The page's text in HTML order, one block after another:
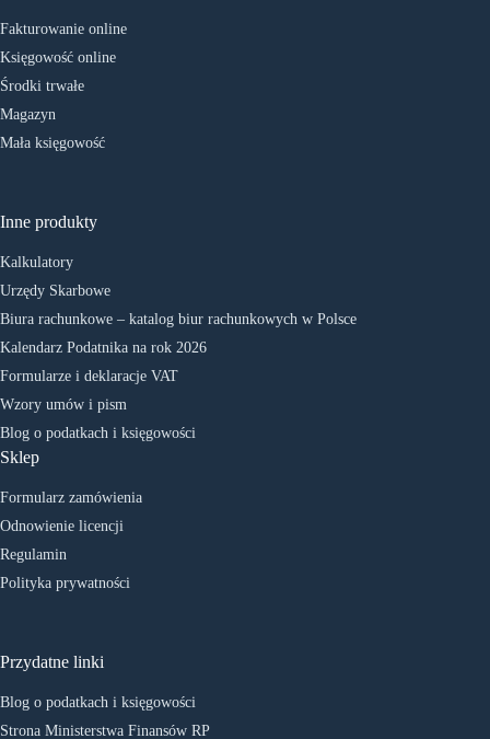
Fakturowanie online
Księgowość online
Środki trwałe
Magazyn
Mała księgowość
Inne produkty
Kalkulatory
Urzędy Skarbowe
Biura rachunkowe – katalog biur rachunkowych w Polsce
Kalendarz Podatnika na rok 2026
Formularze i deklaracje VAT
Wzory umów i pism
Blog o podatkach i księgowości
Sklep
Formularz zamówienia
Odnowienie licencji
Regulamin
Polityka prywatności
Przydatne linki
Blog o podatkach i księgowości
Strona Ministerstwa Finansów RP